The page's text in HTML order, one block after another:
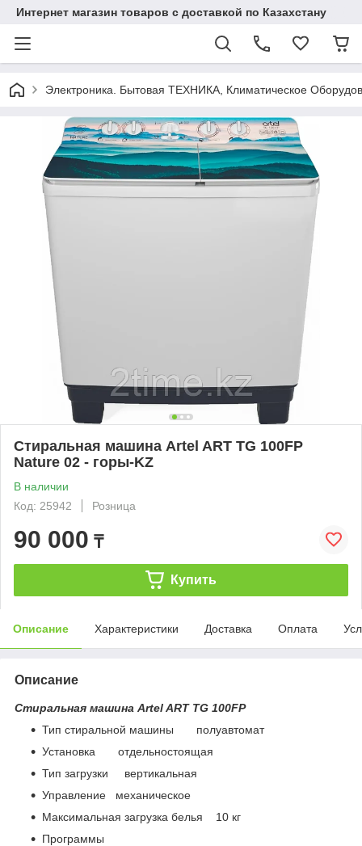
Интернет магазин товаров с доставкой по Казахстану
Электроника. Бытовая ТЕХНИКА, Климатическое
Стиральная машина Artel ART TG 100FP
Nature 02 - горы-KZ
В наличии
Код: 25942
Розница
90 000 ₸
Купить
Описание Характеристики Доставка Оплата
Описание
Стиральная машина Artel ART TG 100FP
Тип стиральной машины полуавтомат
Установка отдельностоящая
Тип загрузки вертикальная
Управление механическое
Максимальная загрузка белья 10 кг
Программы